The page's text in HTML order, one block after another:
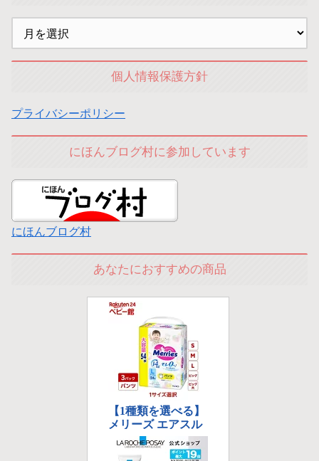
個人情報保護方針
プライバシーポリシー
にほんブログ村に参加しています
にほんブログ村
あなたにおすすめの商品